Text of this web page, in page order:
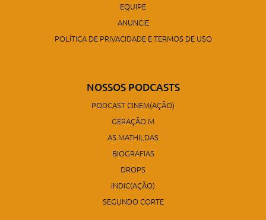
EQUIPE
ANUNCIE
POLÍTICA DE PRIVACIDADE E TERMOS DE USO
NOSSOS PODCASTS
PODCAST CINEM(AÇÃO)
GERAÇÃO M
AS MATHILDAS
BIOGRAFIAS
DROPS
INDIC(AÇÃO)
SEGUNDO CORTE